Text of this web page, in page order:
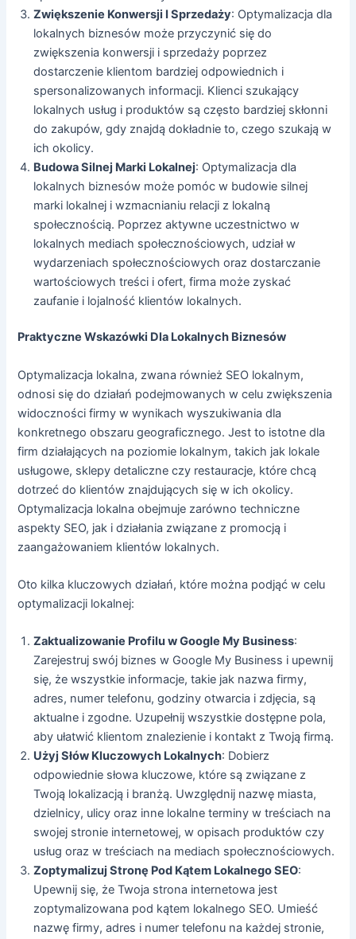
Zwiększenie Konwersji I Sprzedaży: Optymalizacja dla
lokalnych biznesów może przyczynić się do
zwiększenia konwersji i sprzedaży poprzez
dostarczenie klientom bardziej odpowiednich i
spersonalizowanych informacji. Klienci szukający
lokalnych usług i produktów są często bardziej skłonni
do zakupów, gdy znajdą dokładnie to, czego szukają w
ich okolicy.
Budowa Silnej Marki Lokalnej: Optymalizacja dla
lokalnych biznesów może pomóc w budowie silnej
marki lokalnej i wzmacnianiu relacji z lokalną
społecznością. Poprzez aktywne uczestnictwo w
lokalnych mediach społecznościowych, udział w
wydarzeniach społecznościowych oraz dostarczanie
wartościowych treści i ofert, firma może zyskać
zaufanie i lojalność klientów lokalnych.
Praktyczne Wskazówki Dla Lokalnych Biznesów
Optymalizacja lokalna, zwana również SEO lokalnym,
odnosi się do działań podejmowanych w celu zwiększenia
widoczności firmy w wynikach wyszukiwania dla
konkretnego obszaru geograficznego. Jest to istotne dla
firm działających na poziomie lokalnym, takich jak lokale
usługowe, sklepy detaliczne czy restauracje, które chcą
dotrzeć do klientów znajdujących się w ich okolicy.
Optymalizacja lokalna obejmuje zarówno techniczne
aspekty SEO, jak i działania związane z promocją i
zaangażowaniem klientów lokalnych.
Oto kilka kluczowych działań, które można podjąć w celu
optymalizacji lokalnej:
Zaktualizowanie Profilu w Google My Business:
Zarejestruj swój biznes w Google My Business i upewnij
się, że wszystkie informacje, takie jak nazwa firmy,
adres, numer telefonu, godziny otwarcia i zdjęcia, są
aktualne i zgodne. Uzupełnij wszystkie dostępne pola,
aby ułatwić klientom znalezienie i kontakt z Twoją firmą.
Użyj Słów Kluczowych Lokalnych: Dobierz
odpowiednie słowa kluczowe, które są związane z
Twoją lokalizacją i branżą. Uwzględnij nazwę miasta,
dzielnicy, ulicy oraz inne lokalne terminy w treściach na
swojej stronie internetowej, w opisach produktów czy
usług oraz w treściach na mediach społecznościowych.
Zoptymalizuj Stronę Pod Kątem Lokalnego SEO:
Upewnij się, że Twoja strona internetowa jest
zoptymalizowana pod kątem lokalnego SEO. Umieść
nazwę firmy, adres i numer telefonu na każdej stronie,